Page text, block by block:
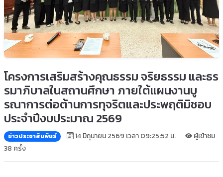
โครงการเสริมสร้างคุณธรรม จริยธรรม และธร
รมาภิบาลในสถานศึกษา ภายใต้แผนงานบู
รณาการต่อต้านการทุจริตและประพฤติมิชอบ
ประจำปีงบประมาณ 2569
ข่าวประชาสัมพันธ์ 14 มิถุนายน 2569 เวลา 09:25:52 น.
ผู้เข้าชม
38 ครั้ง